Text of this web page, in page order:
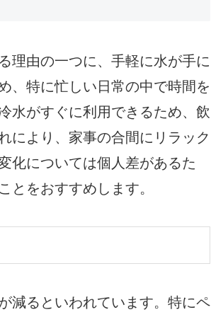
理由の一つに、手軽に水が手に
、特に忙しい日常の中で時間を
水がすぐに利用できるため、飲
により、家事の合間にリラック
化については個人差があるた
とをおすすめします。
減るといわれています。特にペ